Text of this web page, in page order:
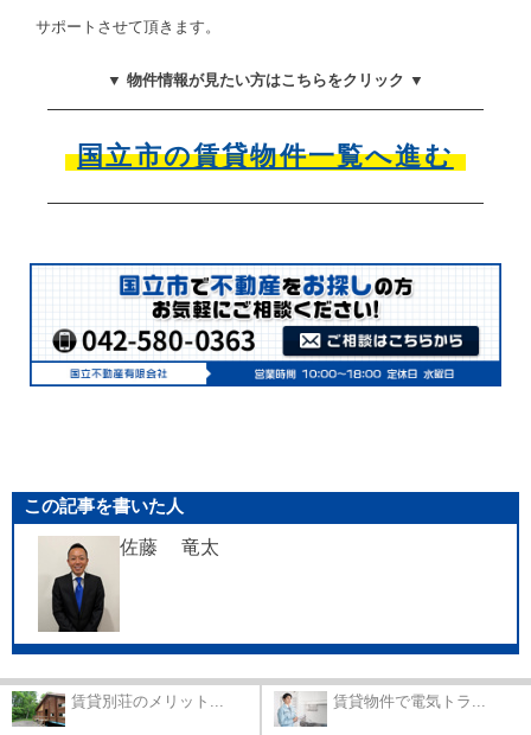
サポートさせて頂きます。
▼ 物件情報が見たい方はこちらをクリック ▼
国立市の賃貸物件一覧へ進む
この記事を書いた人
佐藤 竜太
賃貸別荘のメリット... 賃貸物件で電気トラ...